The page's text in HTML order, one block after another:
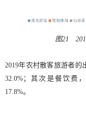
图21
2019年农村散客旅游者
32.0%；其次是餐饮费
17.8%。